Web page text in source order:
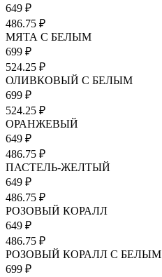
649 ₽
486.75 ₽
МЯТА С БЕЛЫМ
699 ₽
524.25 ₽
ОЛИВКОВЫЙ С БЕЛЫМ
699 ₽
524.25 ₽
ОРАНЖЕВЫЙ
649 ₽
486.75 ₽
ПАСТЕЛЬ-ЖЕЛТЫЙ
649 ₽
486.75 ₽
РОЗОВЫЙ КОРАЛЛ
649 ₽
486.75 ₽
РОЗОВЫЙ КОРАЛЛ С БЕЛЫМ
699 ₽